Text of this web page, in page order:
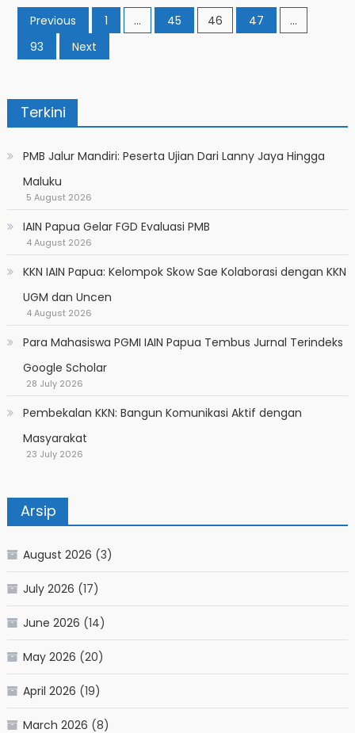
Posts
pagination
Previous 1 … 45 46 47
…
93
Next
Terkini
PMB Jalur Mandiri: Peserta Ujian Dari Lanny Jaya Hingga
Maluku
5 August 2026
IAIN Papua Gelar FGD Evaluasi PMB
4 August 2026
KKN IAIN Papua: Kelompok Skow Sae Kolaborasi dengan KKN
UGM dan Uncen
4 August 2026
Para Mahasiswa PGMI IAIN Papua Tembus Jurnal Terindeks
Google Scholar
28 July 2026
Pembekalan KKN: Bangun Komunikasi Aktif dengan
Masyarakat
23 July 2026
Arsip
August 2026 (3)
July 2026 (17)
June 2026 (14)
May 2026 (20)
April 2026 (19)
March 2026 (8)